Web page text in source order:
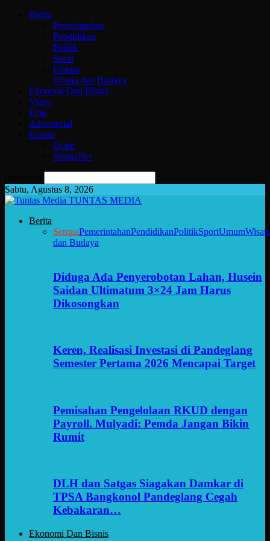
Berita
Pemerintahan
Pendidikan
Politik
Sport
Umum
Wisata dan Budaya
Ekonomi Dan Bisnis
Video
Foto
Advertorial
Forum
Opini
WargaNet
Sabtu, Agustus 8, 2026
TUNTAS MEDIA
Berita
SemuaPemerintahanPendidikanPolitikSportUmumWisata
dan Budaya
Diduga Ada Penyerobotan Lahan, Husein
Saidan Ultimatum 3×24 Jam Harus
Dikosongkan
Keren, Realisasi Investasi di Pandeglang
Semester Pertama 2026 Mencapai Target
Pemisahan Pengelolaan RKUD dengan
Payroll. Mulyadi: Pemda Jangan Bikin
Rumit
DLH dan Satgas Siagakan Damkar di
TPSA Bangkonol Pandeglang Cegah
Kebakaran…
Ekonomi Dan Bisnis